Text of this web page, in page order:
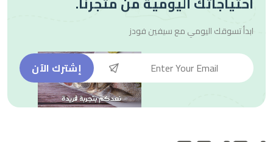
ابدأ تسوقك اليومي معسيفين فودز
إشترك الآن